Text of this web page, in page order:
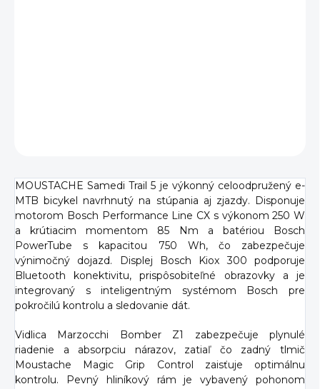
MOUSTACHE Samedi Trail 5 je výkonný celoodpružený e-
MTB bicykel navrhnutý na stúpania aj zjazdy. Disponuje
motorom Bosch Performance Line CX s výkonom 250 W
a krútiacim momentom 85 Nm a batériou Bosch
PowerTube s kapacitou 750 Wh, čo zabezpečuje
výnimočný dojazd. Displej Bosch Kiox 300 podporuje
Bluetooth konektivitu, prispôsobiteľné obrazovky a je
integrovaný s inteligentným systémom Bosch pre
pokročilú kontrolu a sledovanie dát.
Vidlica Marzocchi Bomber Z1 zabezpečuje plynulé
riadenie a absorpciu nárazov, zatiaľ čo zadný tlmič
Moustache Magic Grip Control zaisťuje optimálnu
kontrolu. Pevný hliníkový rám je vybavený pohonom